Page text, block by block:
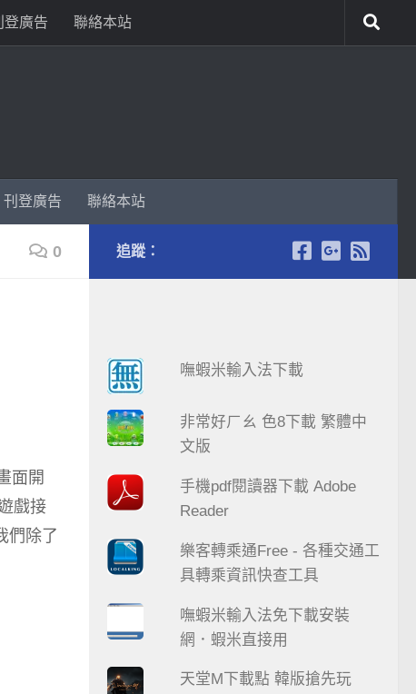
登廣告 聯絡本站
刊登廣告 聯絡本站
0
面開
戲接
們除了
追蹤：
嘸蝦米輸入法下載
非常好ㄏㄠ 色8下載 繁體中
文版
手機pdf閱讀器下載 Adobe
Reader
樂客轉乘通Free - 各種交通工
具轉乘資訊快查工具
嘸蝦米輸入法免下載安裝
網．蝦米直接用
天堂M下載點 韓版搶先玩